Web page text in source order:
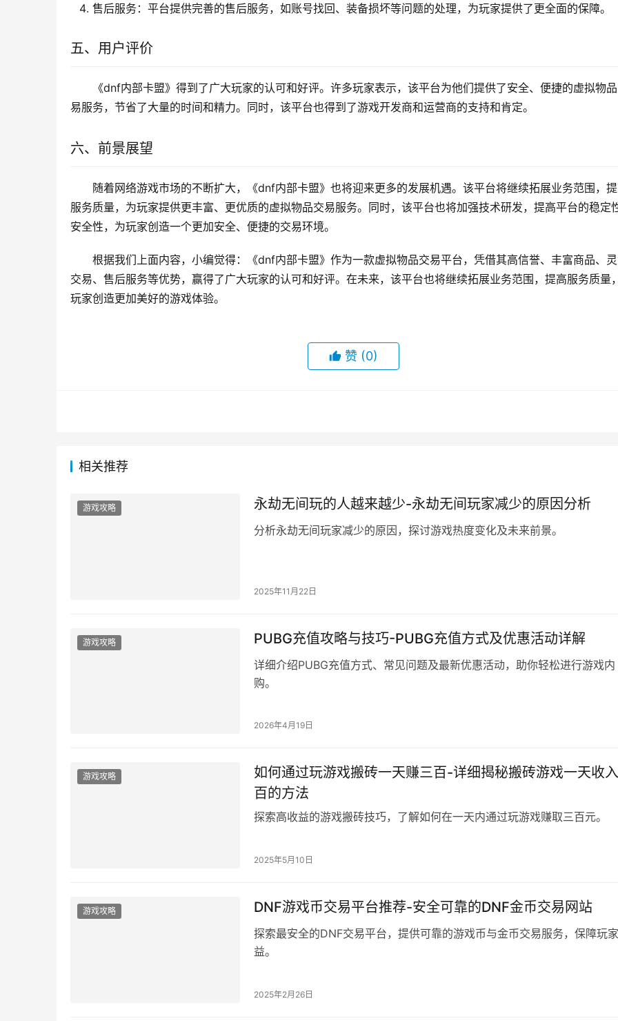
售后服务：平台提供完善的售后服务，如账号找回、装备损坏等问题的处理，为玩家提供了更全面的保障。
五、用户评价
《dnf内部卡盟》得到了广大玩家的认可和好评。许多玩家表示，该平台为他们提供了安全、便捷的虚拟物
易服务，节省了大量的时间和精力。同时，该平台也得到了游戏开发商和运营商的支持和肯定。
六、前景展望
随着网络游戏市场的不断扩大，《dnf内部卡盟》也将迎来更多的发展机遇。该平台将继续拓展业务范围，
服务质量，为玩家提供更丰富、更优质的虚拟物品交易服务。同时，该平台也将加强技术研发，提高平台的稳定
安全性，为玩家创造一个更加安全、便捷的交易环境。
根据我们上面内容，小编觉得：《dnf内部卡盟》作为一款虚拟物品交易平台，凭借其高信誉、丰富商品、
交易、售后服务等优势，赢得了广大玩家的认可和好评。在未来，该平台也将继续拓展业务范围，提高服务质量
玩家创造更加美好的游戏体验。
赞 (0)
相关推荐
游戏攻略 永劫无间玩的人越来越少-永劫无间玩家减少的原因分析
分析永劫无间玩家减少的原因，探讨游戏热度变化及未来前景。
2025年11月22日
游戏攻略 PUBG充值攻略与技巧-PUBG充值方式及优惠活动详解
详细介绍PUBG充值方式、常见问题及最新优惠活动，助你轻松进行游戏内
购。
2026年4月19日
游戏攻略
如何通过玩游戏搬砖一天赚三百-详细揭秘搬砖游戏一天收
百的方法
探索高收益的游戏搬砖技巧，了解如何在一天内通过玩游戏赚取三百元。
2025年5月10日
游戏攻略 DNF游戏币交易平台推荐-安全可靠的DNF金币交易网站
探索最安全的DNF交易平台，提供可靠的游戏币与金币交易服务，保障玩家
益。
2025年2月26日